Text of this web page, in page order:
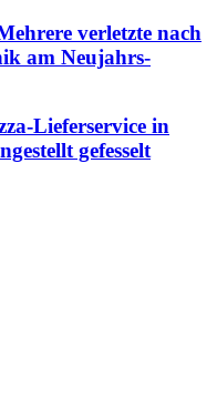
verletzte nach
am Neujahrs-
Lieferservice in
gefesselt